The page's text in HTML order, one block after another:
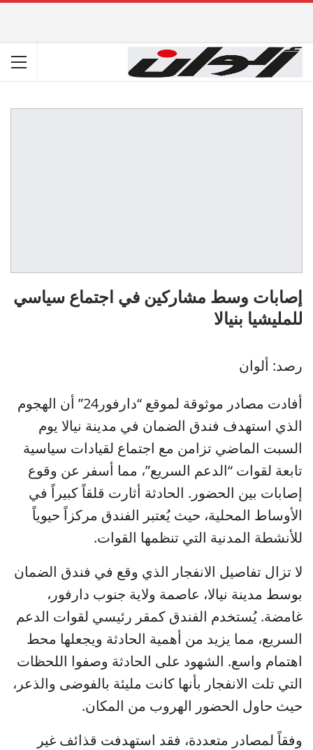
إصابات وسط مشاركين في اجتماع سياسي
للمليشيا بنيالا
رصد: ألوان
أفادت مصادر موثوقة لموقع “دارفور24” أن الهجوم
الذي استهدف فندق الضمان في مدينة نيالا يوم
السبت الماضي تزامن مع اجتماع لقيادات سياسية
تابعة لقوات “الدعم السريع”، مما أسفر عن وقوع
إصابات بين الحضور. الحادثة أثارت قلقاً كبيراً في
الأوساط المحلية، حيث يُعتبر الفندق مركزاً حيوياً
للأنشطة المدنية التي تنظمها القوات.
لا تزال تفاصيل الانفجار الذي وقع في فندق الضمان
بوسط مدينة نيالا، عاصمة ولاية جنوب دارفور،
غامضة. يُستخدم الفندق كمقر رئيسي لقوات الدعم
السريع، مما يزيد من أهمية الحادثة ويجعلها محط
اهتمام واسع. الشهود على الحادثة وصفوا اللحظات
التي تلت الانفجار بأنها كانت مليئة بالفوضى والذعر،
حيث حاول الحضور الهروب من المكان.
وفقاً لمصادر متعددة، فقد استهدفت قذائف غير